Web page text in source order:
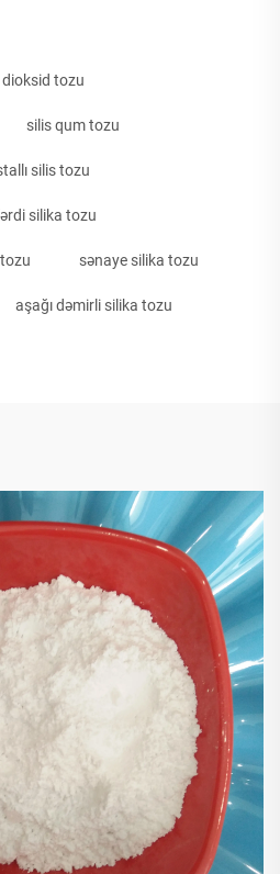
tozu
silis qum tozu
silis tozu
silika tozu
sənaye silika tozu
aşağı dəmirli silika tozu